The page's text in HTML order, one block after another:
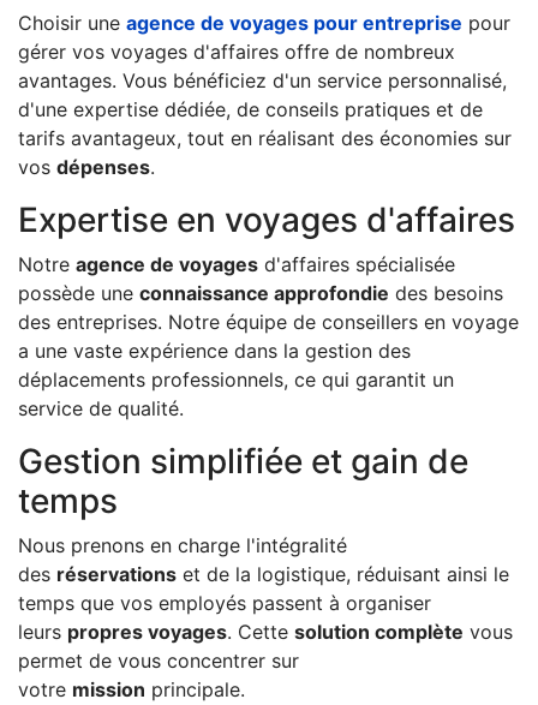
Choisir une agence de voyages pour entreprise pour
gérer vos voyages d'affaires offre de nombreux
avantages. Vous bénéficiez d'un service personnalisé,
d'une expertise dédiée, de conseils pratiques et de
tarifs avantageux, tout en réalisant des économies sur
vos dépenses.
Expertise en voyages d'affaires
Notre agence de voyages d'affaires spécialisée
possède une connaissance approfondie des besoins
des entreprises. Notre équipe de conseillers en voyage
a une vaste expérience dans la gestion des
déplacements professionnels, ce qui garantit un
service de qualité.
Gestion simplifiée et gain de
temps
Nous prenons en charge l'intégralité
des réservations et de la logistique, réduisant ainsi le
temps que vos employés passent à organiser
leurs propres voyages. Cette solution complète vous
permet de vous concentrer sur
votre mission principale.